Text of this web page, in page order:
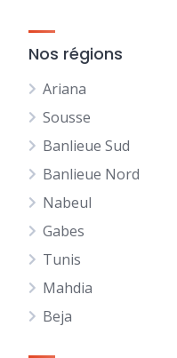
Nos régions
Ariana
Sousse
Banlieue Sud
Banlieue Nord
Nabeul
Gabes
Tunis
Mahdia
Beja